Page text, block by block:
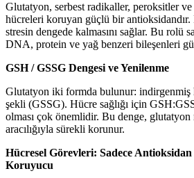
Glutatyon, serbest radikaller, peroksitler ve
hücreleri koruyan güçlü bir
stresin dengede kalmasını sağlar. Bu rolü
DNA, protein ve yağ benzeri bileşenleri
GSH / GSSG Dengesi ve Yenilenme
Glutatyon iki formda bulunur:
şekli (GSSG). Hücre sağlığı için
olması çok önemlidir. Bu denge,
aracılığıyla sürekli korunur.
Hücresel Görevleri: Sadece Antioksidan
Koruyucu